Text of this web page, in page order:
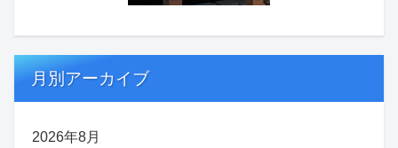
月別アーカイブ
2026年8月